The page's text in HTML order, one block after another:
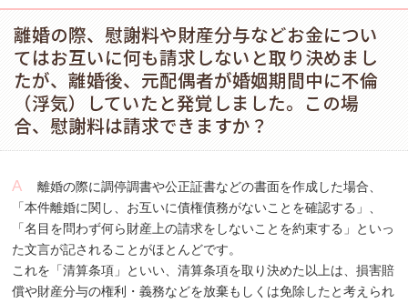
離婚の際、慰謝料や財産分与などお金につい
てはお互いに何も請求しないと取り決めまし
たが、離婚後、元配偶者が婚姻期間中に不倫
（浮気）していたと発覚しました。この場
合、慰謝料は請求できますか？
離婚の際に調停調書や公正証書などの書面を作成した場合、
「本件離婚に関し、お互いに債権債務がないことを確認する」、
「名目を問わず何ら財産上の請求をしないことを約束する」といっ
た文言が記されることがほとんどです。
これを「清算条項」といい、清算条項を取り決めた以上は、損害賠
償や財産分与の権利・義務などを放棄もしくは免除したと考えられ